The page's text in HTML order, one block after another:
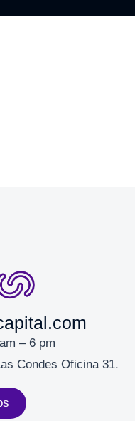
– 6 pm
Condes Oficina 31.